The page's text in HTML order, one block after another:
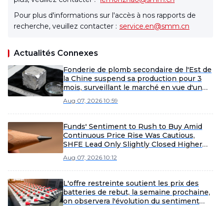
Pour plus d'informations sur l'accès à nos rapports de
recherche, veuillez contacter : service.en@smm.cn
Actualités Connexes
Fonderie de plomb secondaire de l'Est de
la Chine suspend sa production pour 3
mois, surveillant le marché en vue d'un
Aug 07, 2026 10:59
Funds' Sentiment to Rush to Buy Amid
Continuous Price Rise Was Cautious,
SHFE Lead Only Slightly Closed Higher
Aug 07, 2026 10:12
L'offre restreinte soutient les prix des
batteries de rebut, la semaine prochaine,
on observera l'évolution du sentiment